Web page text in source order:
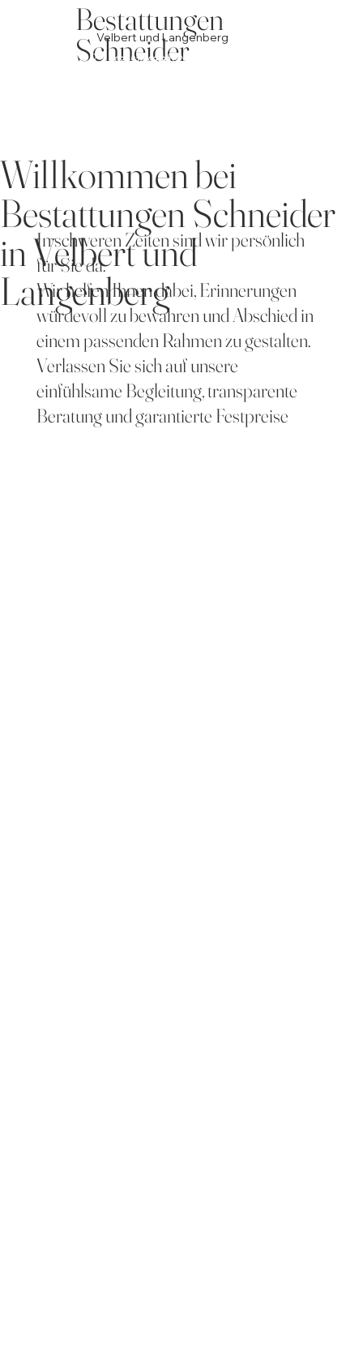
Willkommen bei
Bestattungen Schneider
in Velbert und
Langenberg
In schweren Zeiten sind wir persönlich
für Sie da.
Wir helfen Ihnen dabei, Erinnerungen
würdevoll zu bewahren und Abschied in
einem passenden Rahmen zu gestalten.
Verlassen Sie sich auf unsere
einfühlsame Begleitung, transparente
Beratung und garantierte Festpreise
Bestattungen
Schneider
Velbert und Langenberg
02051/609990